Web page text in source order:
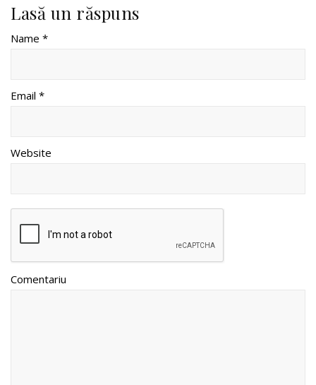
Lasă un răspuns
Name *
Email *
Website
Comentariu